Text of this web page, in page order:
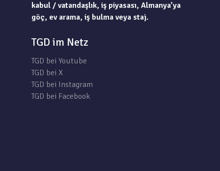
kabul / vatandaşlık, iş piyasası, Almanya’ya
göç, ev arama, iş bulma veya staj.
TGD im Netz
TGD bei Youtube
TGD bei X
TGD bei Instagram
TGD bei Facebook